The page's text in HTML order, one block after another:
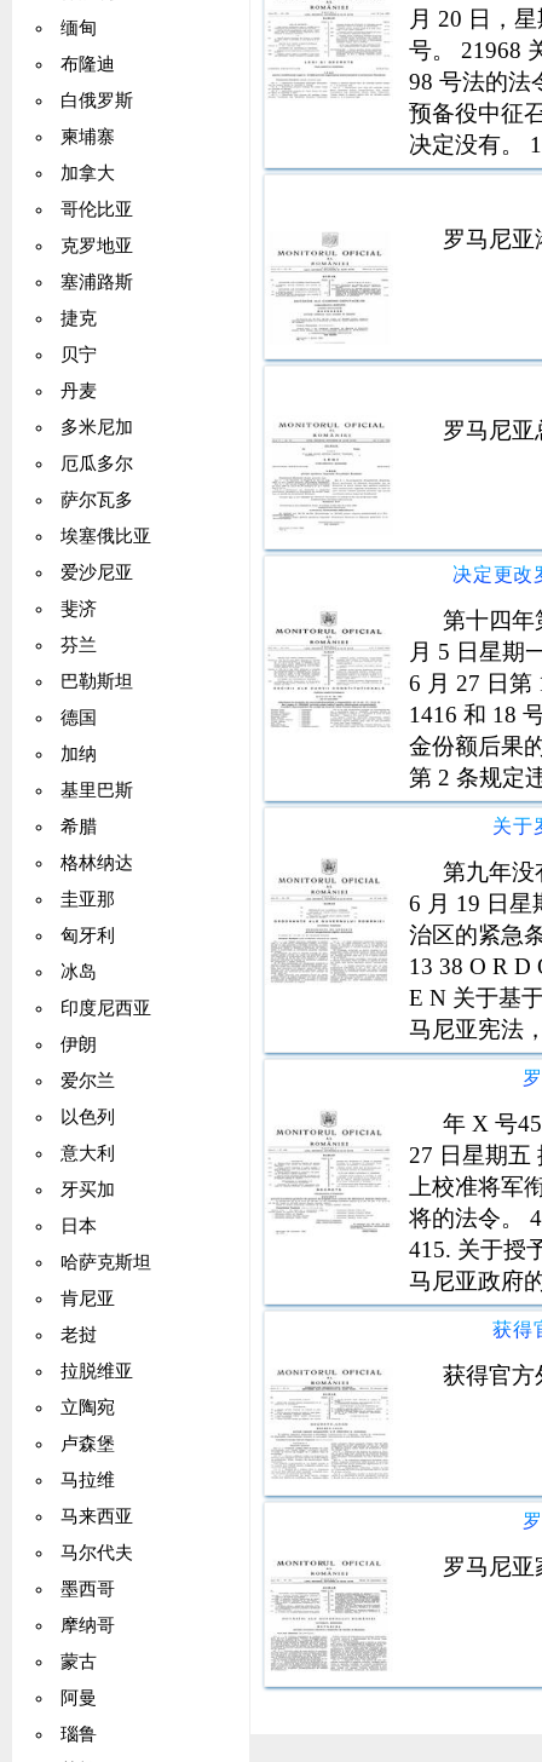
缅甸
布隆迪
白俄罗斯
柬埔寨
加拿大
哥伦比亚
克罗地亚
塞浦路斯
捷克
贝宁
丹麦
多米尼加
厄瓜多尔
萨尔瓦多
埃塞俄比亚
爱沙尼亚
斐济
芬兰
巴勒斯坦
德国
加纳
基里巴斯
希腊
格林纳达
圭亚那
匈牙利
冰岛
印度尼西亚
伊朗
爱尔兰
以色列
意大利
牙买加
日本
哈萨克斯坦
肯尼亚
老挝
拉脱维亚
立陶宛
卢森堡
马拉维
马来西亚
马尔代夫
墨西哥
摩纳哥
蒙古
阿曼
瑙鲁
月 20 日，
号。 21968
98 号法的法
预备役中征
决定没有。
301. 关于博
罗马尼亚
罗马尼亚
第十四年
月 5 日星期
6 月 27 日第
1416 和 18
金份额后果
第 2 条规定
851992号关
房和其他
关于
第九年没
6 月 19 日星
治区的紧急
13 38 O R
E N 关于基
马尼亚宪法
151990 号
年 X 号
27 日星期五
上校准将军
将的法令。
415. 关于授
马尼亚政府
1 2 2 3 运输
公司的紧急
获得
获得官方
罗马尼亚